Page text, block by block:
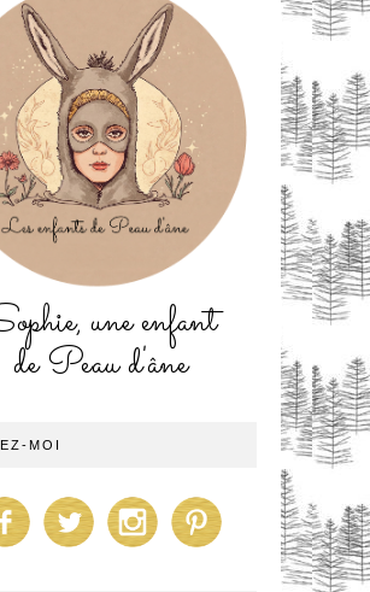
une enfant
de Peau d'âne
MOI